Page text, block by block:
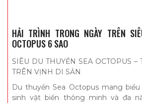
HẢI TRÌNH TRONG NGÀY TRÊN
OCTOPUS 6 SAO
SIÊU DU THUYỀN SEA OCTOPUS –
TRÊN VỊNH DI SẢN
Du thuyền Sea Octopus mang
sinh vật biển thông minh và đa